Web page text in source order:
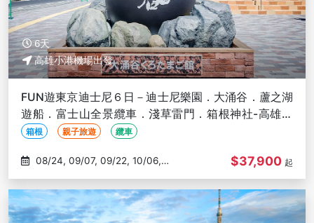
6天
高雄小港機場出發
FUN遊東京迪士尼６日－迪士尼樂園．大涌谷．蘆之湖
遊船．富士山全景纜車．淺草雷門．箱根神社-高雄出
發箱根 親子旅遊 纜車
10/15
$37,900 起